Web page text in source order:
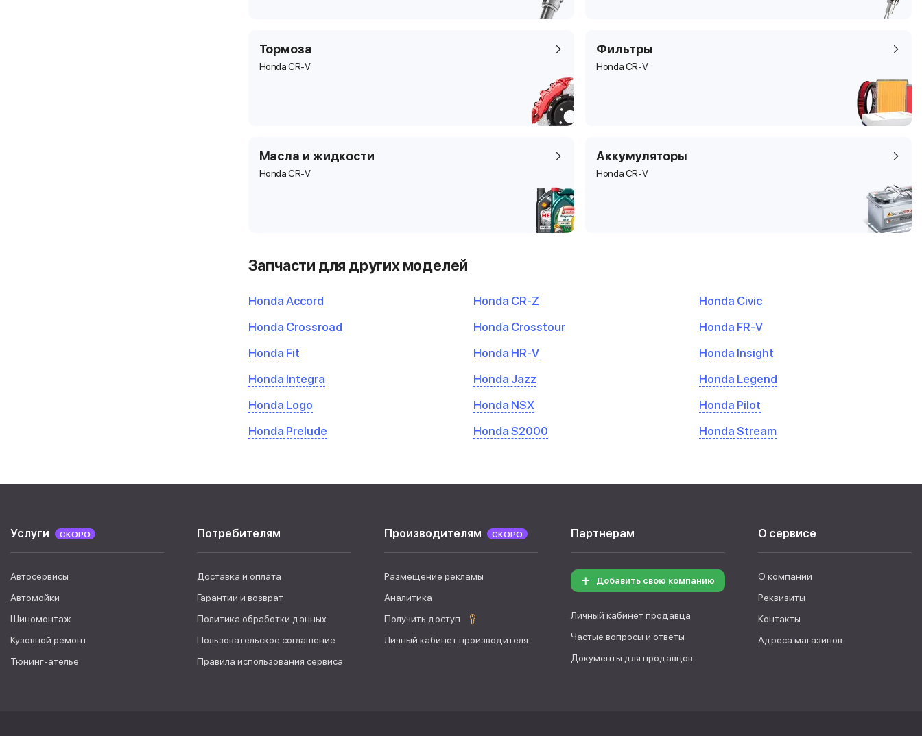
Тормоза
Honda CR-V
Фильтры
Honda CR-V
Масла и жидкости
Honda CR-V
Аккумуляторы
Honda CR-V
Запчасти для других моделей
Honda Accord Honda CR-Z
Honda Civic
Honda Crossroad
Honda Crosstour
Honda FR-V
Honda Fit
Honda HR-V
Honda Insight
Honda Integra
Honda Jazz
Honda Legend
Honda Logo
Honda NSX
Honda Pilot
Honda Prelude
Honda S2000 Honda Stream
Услуги СКОРО
Автосервисы
Автомойки
Шиномонтаж
Кузовной ремонт
Тюнинг-ателье
Потребителям
Доставка и оплата
Гарантии и возврат
Политика обработки данных
Пользовательское соглашение
Правила использования сервиса
Производителям СКОРО
Размещение рекламы
Аналитика
Получить доступ
Личный кабинет производителя
Партнерам
Добавить свою компанию
Личный кабинет продавца
Частые вопросы и ответы
Документы для продавцов
О сервисе
О компании
Реквизиты
Контакты
Адреса магазинов